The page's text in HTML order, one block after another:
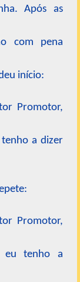
Após as
com pena
início:
Promotor,
tenho a dizer
Promotor,
eu tenho a